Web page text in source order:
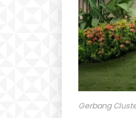
Gerbang